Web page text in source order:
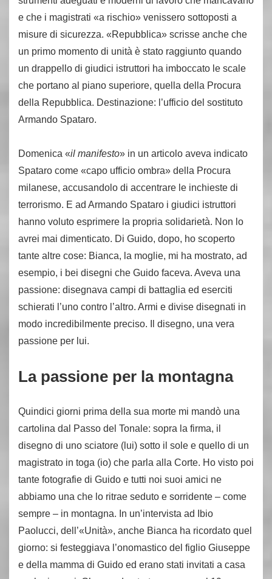
e che i magistrati «a rischio» venissero sottoposti a
misure di sicurezza. «Repubblica» scrisse anche che
un primo momento di unità è stato raggiunto quando
un drappello di giudici istruttori ha imboccato le scale
che portano al piano superiore, quella della Procura
della Repubblica. Destinazione: l’ufficio del sostituto
Armando Spataro.
Domenica «il manifesto» in un articolo aveva indicato
Spataro come «capo ufficio ombra» della Procura
milanese, accusandolo di accentrare le inchieste di
terrorismo. E ad Armando Spataro i giudici istruttori
hanno voluto esprimere la propria solidarietà. Non lo
avrei mai dimenticato. Di Guido, dopo, ho scoperto
tante altre cose: Bianca, la moglie, mi ha mostrato, ad
esempio, i bei disegni che Guido faceva. Aveva una
passione: disegnava campi di battaglia ed eserciti
schierati l’uno contro l’altro. Armi e divise disegnati in
modo incredibilmente preciso. Il disegno, una vera
passione per lui.
La passione per la montagna
Quindici giorni prima della sua morte mi mandò una
cartolina dal Passo del Tonale: sopra la firma, il
disegno di uno sciatore (lui) sotto il sole e quello di un
magistrato in toga (io) che parla alla Corte. Ho visto poi
tante fotografie di Guido e tutti noi suoi amici ne
abbiamo una che lo ritrae seduto e sorridente – come
sempre – in montagna. In un’intervista ad Ibio
Paolucci, dell’«Unità», anche Bianca ha ricordato quel
giorno: si festeggiava l’onomastico del figlio Giuseppe
e della mamma di Guido ed erano stati invitati a casa